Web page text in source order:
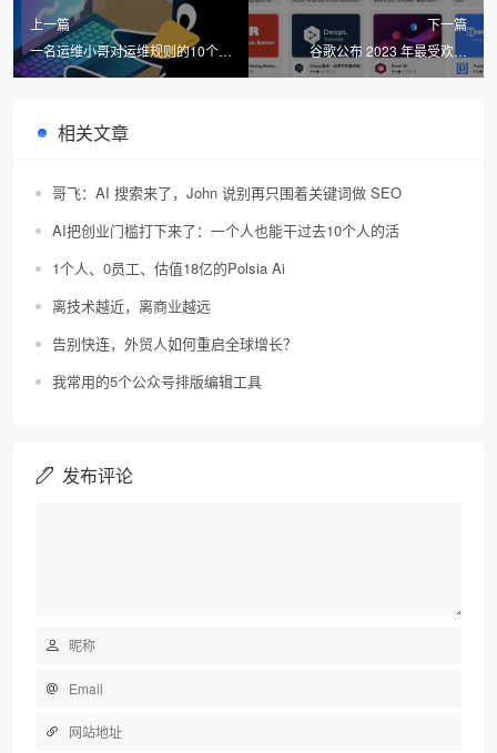
上一篇
一名运维小哥对运维规则的10个总
结
下一篇
谷歌公布 2023 年最受欢迎
Chrome 扩展
相关文章
哥飞：AI 搜索来了，John 说别再只围着关键词做 SEO
AI把创业门槛打下来了：一个人也能干过去10个人的活
1个人、0员工、估值18亿的Polsia Ai
离技术越近，离商业越远
告别快连，外贸人如何重启全球增长？
我常用的5个公众号排版编辑工具
发布评论